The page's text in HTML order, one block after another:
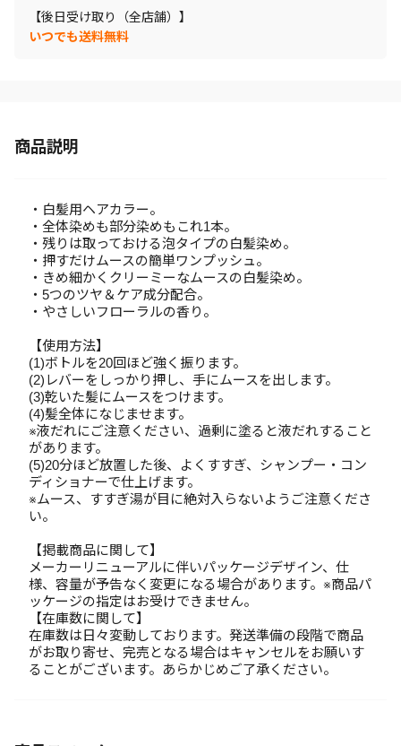
【後日受け取り（全店舗）】
いつでも送料無料
商品説明
・白髪用ヘアカラー。
・全体染めも部分染めもこれ1本。
・残りは取っておける泡タイプの白髪染め。
・押すだけムースの簡単ワンプッシュ。
・きめ細かくクリーミーなムースの白髪染め。
・5つのツヤ＆ケア成分配合。
・やさしいフローラルの香り。
【使用方法】
(1)ボトルを20回ほど強く振ります。
(2)レバーをしっかり押し、手にムースを出します。
(3)乾いた髪にムースをつけます。
(4)髪全体になじませます。
※液だれにご注意ください、過剰に塗ると液だれすること
があります。
(5)20分ほど放置した後、よくすすぎ、シャンプー・コン
ディショナーで仕上げます。
※ムース、すすぎ湯が目に絶対入らないようご注意くださ
い。
【掲載商品に関して】
メーカーリニューアルに伴いパッケージデザイン、仕
様、容量が予告なく変更になる場合があります。※商品パ
ッケージの指定はお受けできません。
【在庫数に関して】
在庫数は日々変動しております。発送準備の段階で商品
がお取り寄せ、完売となる場合はキャンセルをお願いす
ることがございます。あらかじめご了承ください。